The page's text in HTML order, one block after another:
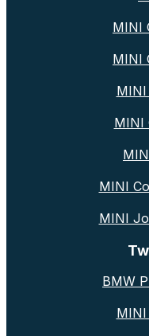
MINI
MINI
MINI
MINI
MINI
BMW